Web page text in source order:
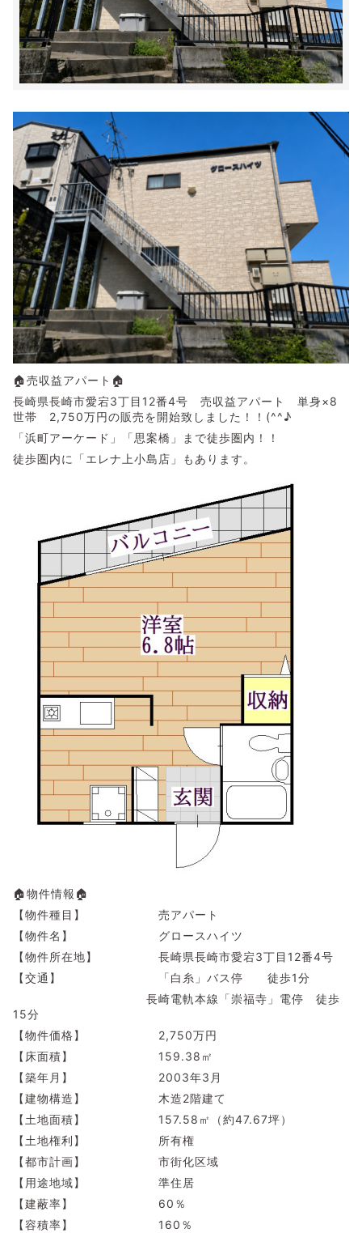
🏠売収益アパート🏠
長崎県長崎市愛宕3丁目12番4号 売収益アパート 単身×8
世帯 2,750万円の販売を開始致しました！！(^^♪
「浜町アーケード」「思案橋」まで徒歩圏内！！
徒歩圏内に「エレナ上小島店」もあります。
🏠物件情報🏠
【物件種目】 売アパート
【物件名】 グロースハイツ
【物件所在地】 長崎県長崎市愛宕3丁目12番4号
【交通】 「白糸」バス停 徒歩1分
長崎電軌本線「崇福寺」電停 徒歩
15分
【物件価格】 2,750万円
【床面積】 159.38㎡
【築年月】 2003年3月
【建物構造】 木造2階建て
【土地面積】 157.58㎡（約47.67坪）
【土地権利】 所有権
【都市計画】 市街化区域
【用途地域】 準住居
【建蔽率】 60％
【容積率】 160％